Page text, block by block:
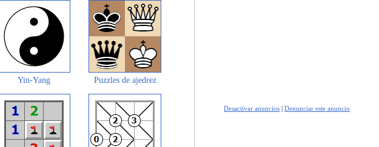
Yin-Yang Puzzles de ajedrez
Desactivar anuncios | Denunciar este anuncio